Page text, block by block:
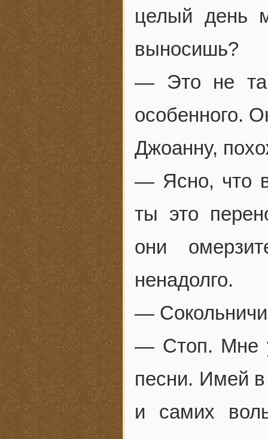
целый день
выносишь?
— Это не
особенного.
Джоанну,
— Ясно, что
ты это
они
ненадолго.
—
— Стоп. Мне
песни. Имей в
и самих